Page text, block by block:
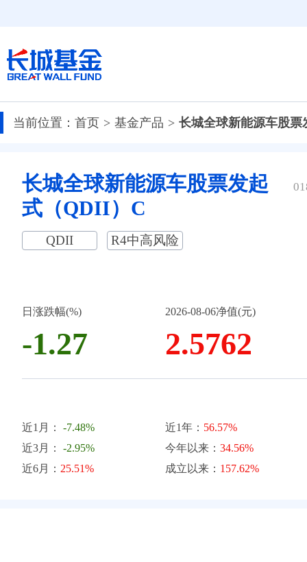
当前位置： 首页 基金产品 长城全球新能源车股
长城全球新能源车股票发起
式（QDII）C
QDII R4中高风险
日涨跌幅(%)
-1.27
2026-08-06净值(元)
2.5762
近1月： -7.48%
近3月： -2.95%
近6月： 25.51%
近1年： 56.57%
今年以来：34.56%
成立以来： 157.62%